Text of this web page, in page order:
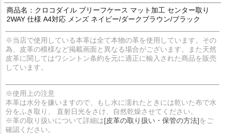
商品名：クロコダイル ブリーフケース マット加工 センター取り
2WAY 仕様 A4対応 メンズ ネイビー/ダークブラウン/ブラック
※当店で使用している本革は全て本物の革を使用しています。その
為、皮革の模様など掲載画面と異なる場合がございます。また天然
皮革に関してはワシントン条約を元に適正に輸入された商品を販売
しています。
※使用上の注意
本革は水分を嫌いますので、もし水に濡れたときには乾いた布で水
分をふき取り、 直射日光をさけ、自然乾燥させてください。
※革の取り扱いについて詳細は[皮革の取り扱い・保管の方法]をご
確認ください。